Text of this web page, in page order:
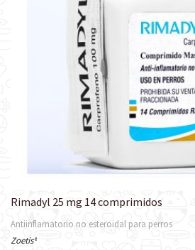
Rimadyl 25 mg 14 comprimidos
Antiinflamatorio no esteroidal para perros
Zoetis®